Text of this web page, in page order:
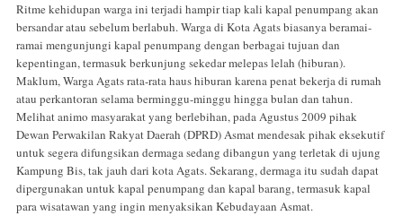
Ritme kehidupan warga ini terjadi hampir tiap kali kapal penumpang akan
bersandar atau sebelum berlabuh. Warga di Kota Agats biasanya beramai-
ramai mengunjungi kapal penumpang dengan berbagai tujuan dan
kepentingan, termasuk berkunjung sekedar melepas lelah (hiburan).
Maklum, Warga Agats rata-rata haus hiburan karena penat bekerja di rumah
atau perkantoran selama berminggu-minggu hingga bulan dan tahun.
Melihat animo masyarakat yang berlebihan, pada Agustus 2009 pihak
Dewan Perwakilan Rakyat Daerah (DPRD) Asmat mendesak pihak eksekutif
untuk segera difungsikan dermaga sedang dibangun yang terletak di ujung
Kampung Bis, tak jauh dari kota Agats. Sekarang, dermaga itu sudah dapat
dipergunakan untuk kapal penumpang dan kapal barang, termasuk kapal
para wisatawan yang ingin menyaksikan Kebudayaan Asmat.